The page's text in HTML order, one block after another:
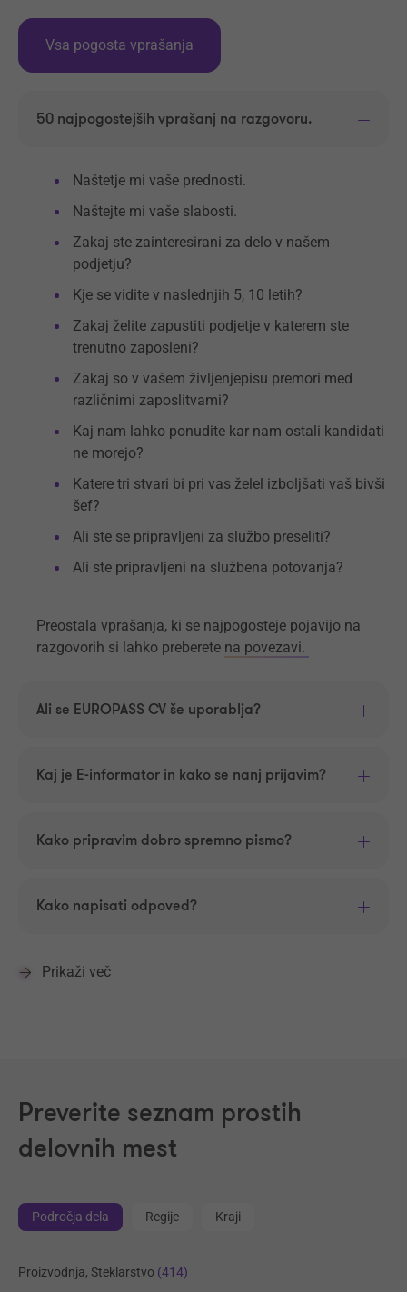
Vsa pogosta vprašanja
50 najpogostejših vprašanj na razgovoru.
Naštetje mi vaše prednosti.
Naštejte mi vaše slabosti.
Zakaj ste zainteresirani za delo v našem
podjetju?
Kje se vidite v naslednjih 5, 10 letih?
Zakaj želite zapustiti podjetje v katerem ste
trenutno zaposleni?
Zakaj so v vašem življenjepisu premori med
različnimi zaposlitvami?
Kaj nam lahko ponudite kar nam ostali kandidati
ne morejo?
Katere tri stvari bi pri vas želel izboljšati vaš bivši
šef?
Ali ste se pripravljeni za službo preseliti?
Ali ste pripravljeni na službena potovanja?
Preostala vprašanja, ki se najpogosteje pojavijo na
razgovorih si lahko preberete na povezavi.
Ali se EUROPASS CV še uporablja?
Kaj je E-informator in kako se nanj prijavim?
Kako pripravim dobro spremno pismo?
Kako napisati odpoved?
Prikaži več
Preverite seznam prostih
delovnih mest
Področja dela Regije Kraji
Proizvodnja, Steklarstvo (414)